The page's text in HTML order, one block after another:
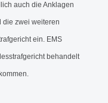
auch die Anklagen
die zwei weiteren
ein. EMS
behandelt